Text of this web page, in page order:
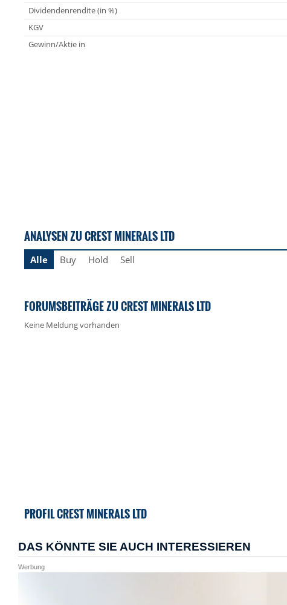
Dividendenrendite (in %)
KGV
Gewinn/Aktie in
ANALYSEN ZU CREST MINERALS LTD
Alle Buy Hold Sell
FORUMSBEITRÄGE ZU CREST MINERALS LTD
Keine Meldung vorhanden
PROFIL CREST MINERALS LTD